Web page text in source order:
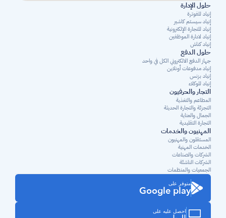
حلول الإدارة
إنياد للفوترة
إنياد سيستم كاشير
إنياد للتجارة الإلكترونية
إنياد لادارة الموظفين
إنياد كناش
حلول الدفع
جهاز الدفع الالكتروني الكل في واحد
إنياد مدفوعات أونلاين
إنياد بزنس
إنياد للوكلاء
التجار والحرفيون
المطاعم والتغذية
التجزئة والتجارة الحديثة
الجمال والعناية
التجارة التقليدية
المهنيون والخدمات
المستقلون والمهنيون
الخدمات المهنية
الشركات والصناعات
الشركات الناشئة
الجمعيات والمنظمات
متوفر على
Google play
احصل عليه على